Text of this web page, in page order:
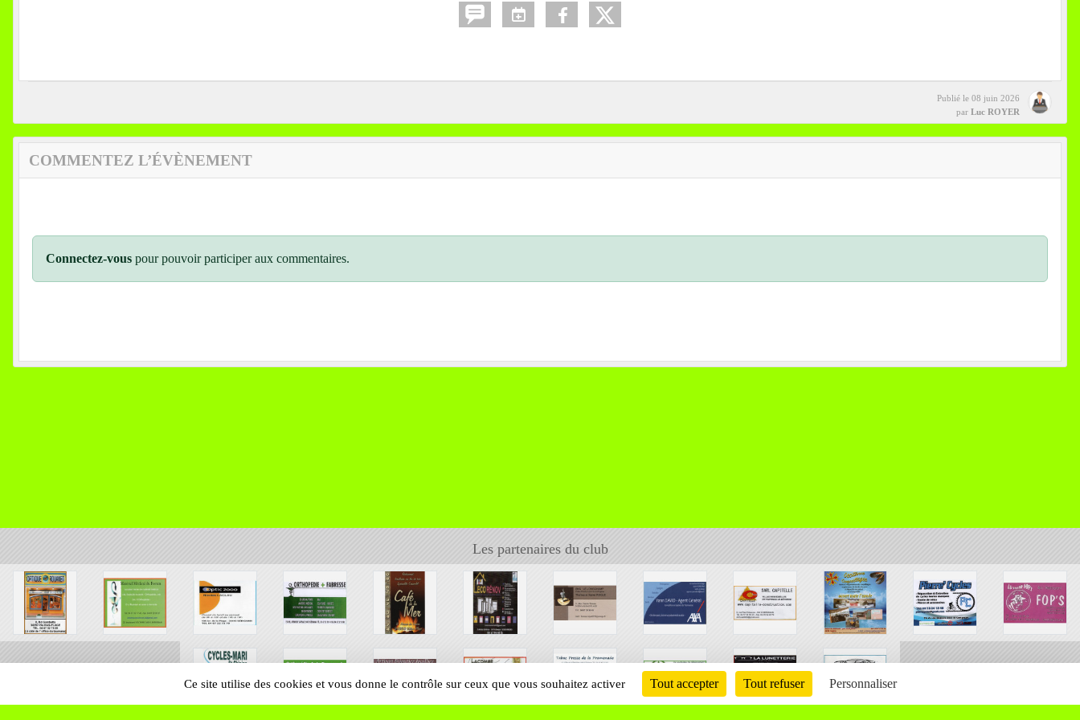
Publié le 08 juin 2026
par Luc ROYER
COMMENTEZ L’ÉVÈNEMENT
Connectez-vous pour pouvoir participer aux commentaires.
Les partenaires du club
Ce site utilise des cookies et vous donne le contrôle sur ceux que vous souhaitez activer Tout accepter Tout refuser Personnaliser